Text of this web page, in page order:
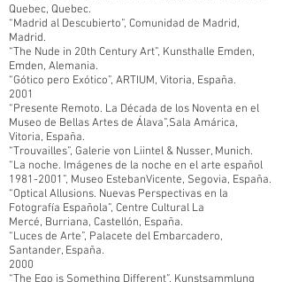
Quebec, Quebec.
“Madrid al Descubierto”, Comunidad de Madrid,
Madrid.
“The Nude in 20th Century Art”, Kunsthalle Emden,
Emden, Alemania.
“Gótico pero Exótico”, ARTIUM, Vitoria, España.
2001
“Presente Remoto. La Década de los Noventa en el
Museo de Bellas Artes de Álava”,Sala Amárica,
Vitoria, España.
“Trouvailles”, Galerie von Liintel & Nusser, Munich.
“La noche. Imágenes de la noche en el arte español
1981-2001 ”, Museo EstebanVicente, Segovia, España.
“Optical Allusions. Nuevas Perspectivas en la
Fotografía Española”, Centre Cultural La
Mercé, Burriana, Castellón, España.
“Luces de Arte”, Palacete del Embarcadero,
Santander, España.
2000